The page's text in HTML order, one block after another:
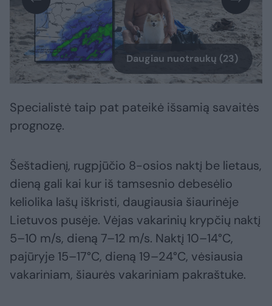
Daugiau nuotraukų (23)
Specialistė taip pat pateikė išsamią savaitės
prognozę.
Šeštadienį, rugpjūčio 8-osios naktį be lietaus,
dieną gali kai kur iš tamsesnio debesėlio
keliolika lašų iškristi, daugiausia šiaurinėje
Lietuvos pusėje. Vėjas vakarinių krypčių naktį
5–10 m/s, dieną 7–12 m/s. Naktį 10–14°C,
pajūryje 15–17°C, dieną 19–24°C, vėsiausia
vakariniam, šiaurės vakariniam pakraštuke.